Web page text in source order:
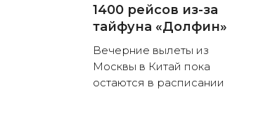
1400 рейсов из-за
тайфуна «Долфин»
Вечерние вылеты из
Москвы в Китай пока
остаются в расписании